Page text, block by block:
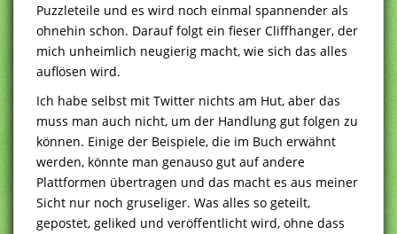
Puzzleteile und es wird noch einmal spannender als
ohnehin schon. Darauf folgt ein fieser Cliffhanger, der
mich unheimlich neugierig macht, wie sich das alles
auflösen wird.
Ich habe selbst mit Twitter nichts am Hut, aber das
muss man auch nicht, um der Handlung gut folgen zu
können. Einige der Beispiele, die im Buch erwähnt
werden, könnte man genauso gut auf andere
Plattformen übertragen und das macht es aus meiner
Sicht nur noch gruseliger. Was alles so geteilt,
gepostet, geliked und veröffentlicht wird, ohne dass